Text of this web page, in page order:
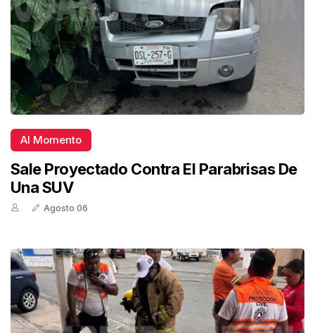
Al Momento
Sale Proyectado Contra El Parabrisas De
Una SUV
Agosto 06